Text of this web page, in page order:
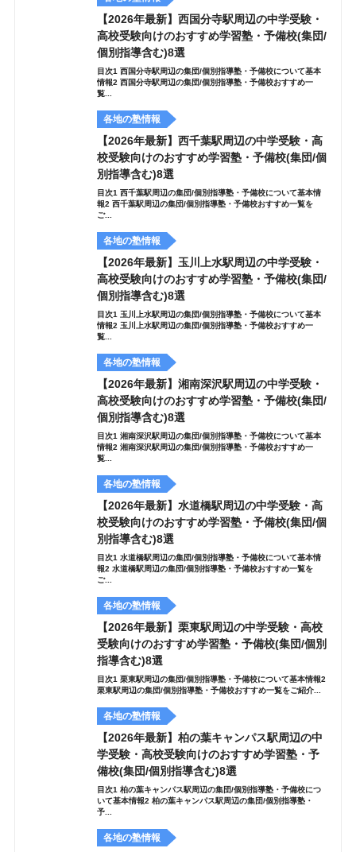
【2026年最新】西国分寺駅周辺の中学受験・
高校受験向けのおすすめ学習塾・予備校(集団/
個別指導含む)8選
目次1 西国分寺駅周辺の集団/個別指導塾・予備校について基本
情報2 西国分寺駅周辺の集団/個別指導塾・予備校おすすめ一
覧...
各地の塾情報
【2026年最新】西千葉駅周辺の中学受験・高
校受験向けのおすすめ学習塾・予備校(集団/個
別指導含む)8選
目次1 西千葉駅周辺の集団/個別指導塾・予備校について基本情
報2 西千葉駅周辺の集団/個別指導塾・予備校おすすめ一覧を
ご...
各地の塾情報
【2026年最新】玉川上水駅周辺の中学受験・
高校受験向けのおすすめ学習塾・予備校(集団/
個別指導含む)8選
目次1 玉川上水駅周辺の集団/個別指導塾・予備校について基本
情報2 玉川上水駅周辺の集団/個別指導塾・予備校おすすめ一
覧...
各地の塾情報
【2026年最新】湘南深沢駅周辺の中学受験・
高校受験向けのおすすめ学習塾・予備校(集団/
個別指導含む)8選
目次1 湘南深沢駅周辺の集団/個別指導塾・予備校について基本
情報2 湘南深沢駅周辺の集団/個別指導塾・予備校おすすめ一
覧...
各地の塾情報
【2026年最新】水道橋駅周辺の中学受験・高
校受験向けのおすすめ学習塾・予備校(集団/個
別指導含む)8選
目次1 水道橋駅周辺の集団/個別指導塾・予備校について基本情
報2 水道橋駅周辺の集団/個別指導塾・予備校おすすめ一覧を
ご...
各地の塾情報
【2026年最新】栗東駅周辺の中学受験・高校
受験向けのおすすめ学習塾・予備校(集団/個別
指導含む)8選
目次1 栗東駅周辺の集団/個別指導塾・予備校について基本情報2
栗東駅周辺の集団/個別指導塾・予備校おすすめ一覧をご紹介...
各地の塾情報
【2026年最新】柏の葉キャンパス駅周辺の中
学受験・高校受験向けのおすすめ学習塾・予
備校(集団/個別指導含む)8選
目次1 柏の葉キャンパス駅周辺の集団/個別指導塾・予備校につ
いて基本情報2 柏の葉キャンパス駅周辺の集団/個別指導塾・
予...
各地の塾情報